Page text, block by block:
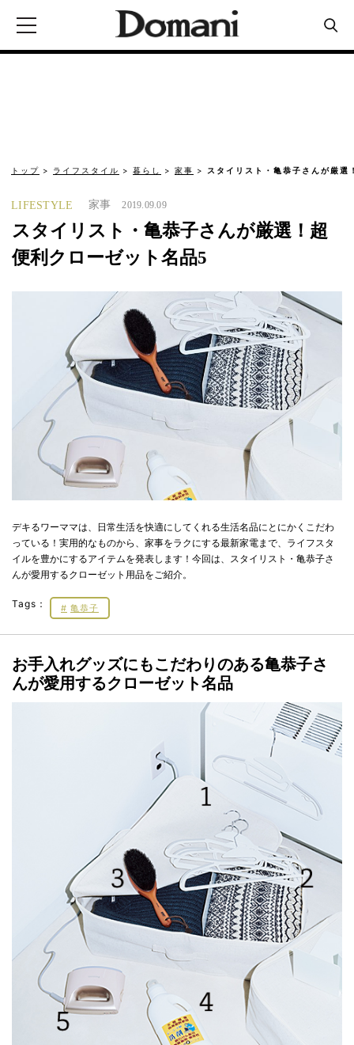
トップ ライフスタイル 暮らし 家事 スタイリスト・亀恭子さんが厳
LIFESTYLE 家事 2019.09.09
スタイリスト・亀恭子さんが厳選！超
便利クローゼット名品5
デキるワーママは、日常生活を快適にしてくれる生活名品にとにかくこだわ
っている！実用的なものから、家事をラクにする最新家電まで、ライフスタ
イルを豊かにするアイテムを発表します！今回は、スタイリスト・亀恭子さ
んが愛用するクローゼット用品をご紹介。
Tags： 亀恭子
お手入れグッズにもこだわりのある亀恭子さ
んが愛用するクローゼット名品